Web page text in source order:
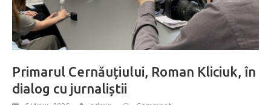
Primarul Cernăuțiului, Roman Kliciuk, în
dialog cu jurnaliștii